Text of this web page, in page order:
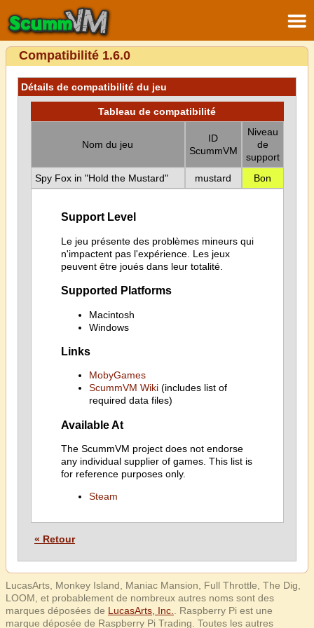
Compatibilité 1.6.0
Détails de compatibilité du jeu
Tableau de compatibilité
Nom du jeu
ID
ScummVM
Niveau
de
support
Spy Fox in "Hold the Mustard"
mustard Bon
Support Level
Le jeu présente des problèmes mineurs qui
n'impactent pas l'expérience. Les jeux
peuvent être joués dans leur totalité.
Supported Platforms
Macintosh
Windows
Links
MobyGames
ScummVM Wiki(includes list of
required data files)
Available At
The ScummVM project does not endorse
any individual supplier of games. This list is
for reference purposes only.
Steam
« Retour
LucasArts, Monkey Island, Maniac Mansion, Full Throttle, The Dig,
LOOM, et probablement de nombreux autres noms sont des
marques déposées de LucasArts, Inc.
. Raspberry Pi est une
marque déposée de Raspberry Pi Trading. Toutes les autres